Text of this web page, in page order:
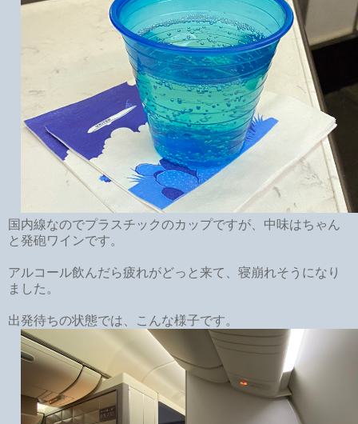
国内線なのでプラスチックのカップですが、中味はちゃん
と発砲ワインです。
アルコール飲んだら疲れがどっと来て、寝崩れそうになり
ました。
出発待ちの状態では、こんな様子です。